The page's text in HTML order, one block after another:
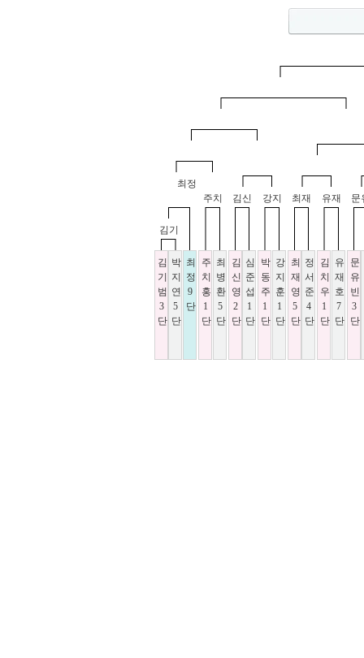
최정
김기
김
기
범
3
단
박
지
연
5
단
최
정
9
단
주치
주
치
홍
1
단
최
병
환
5
단
김신
김
신
영
2
단
심
준
섭
1
단
강지
박
동
주
1
단
강
지
훈
1
단
최재
최
재
영
5
단
정
서
준
4
단
유재
김
치
우
1
단
유
재
호
7
단
문
문
유
빈
3
단